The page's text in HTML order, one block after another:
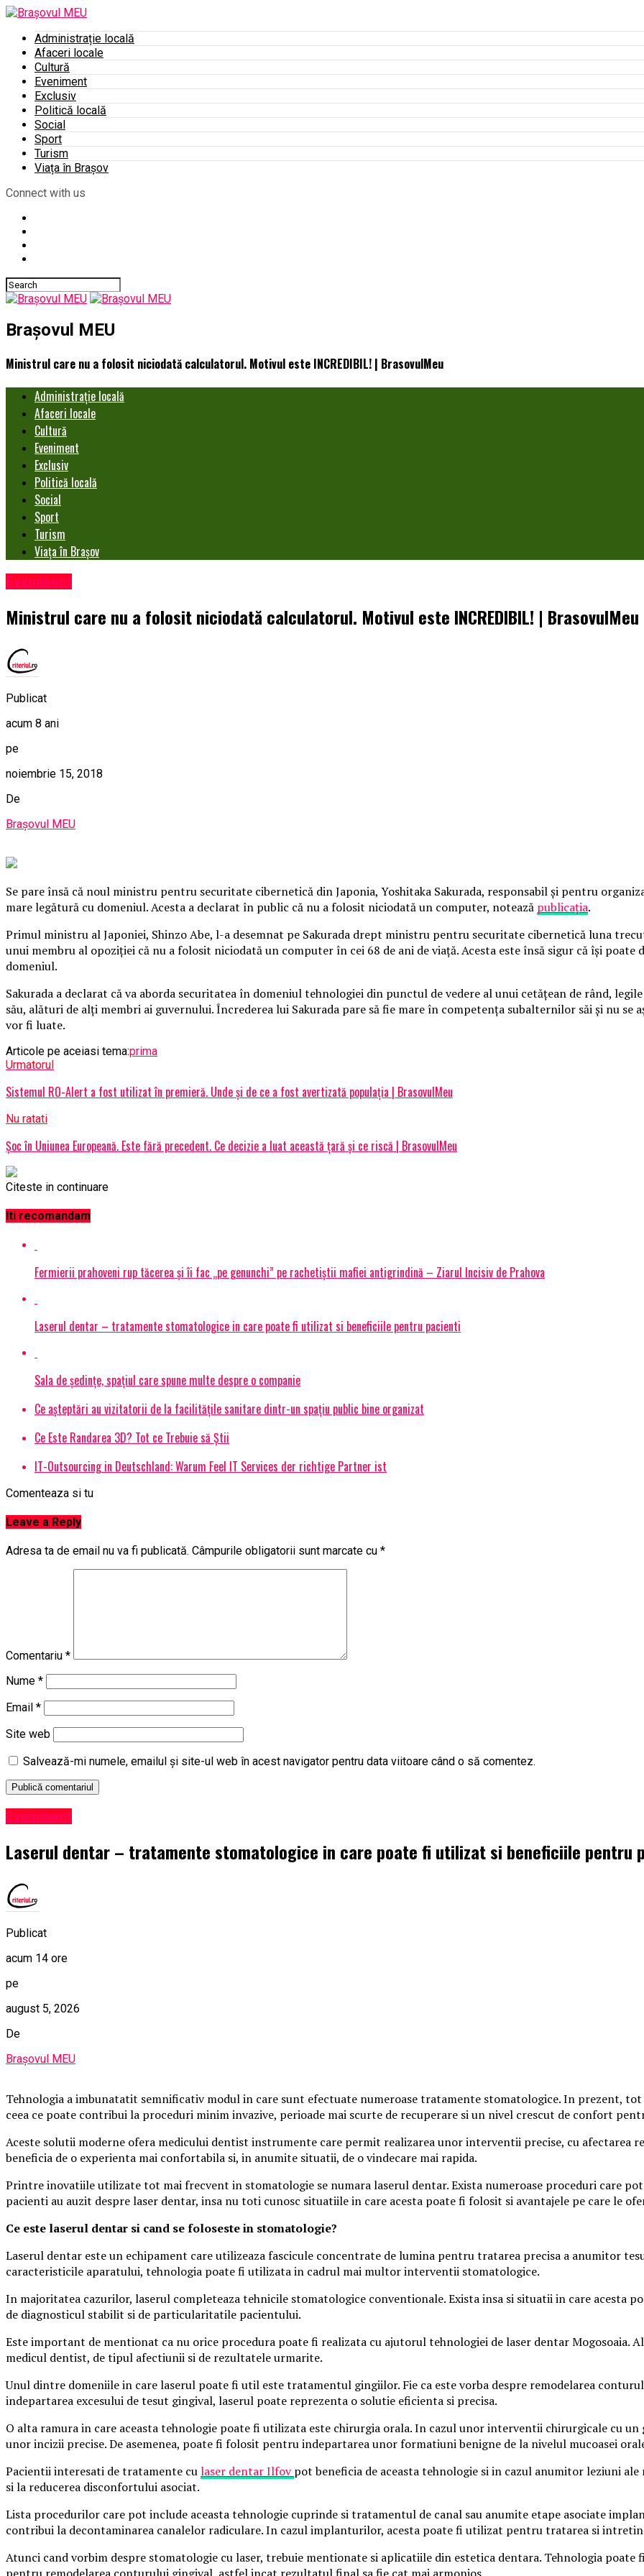
Administrație locală
Afaceri locale
Cultură
Eveniment
Exclusiv
Politică locală
Social
Sport
Turism
Viața în Brașov
Connect with us
Brașovul MEU
Ministrul care nu a folosit niciodată calculatorul. Motivul este INCREDIBIL! | BrasovulMeu
Administrație locală
Afaceri locale
Cultură
Eveniment
Exclusiv
Politică locală
Social
Sport
Turism
Viața în Brașov
Eveniment
Ministrul care nu a folosit niciodată calculatorul. Motivul este INCREDIBIL! | BrasovulMeu
Publicat
acum 8 ani
pe
noiembrie 15, 2018
De
Brașovul MEU
Se pare însă că noul ministru pentru securitate cibernetică din Japonia, Yoshitaka Sakurada, responsabil şi pentru
mare legătură cu domeniul. Acesta a declarat în public că nu a folosit niciodată un computer, notează publicaţia.
Primul ministru al Japoniei, Shinzo Abe, l-a desemnat pe Sakurada drept ministru pentru securitate cibernetică luna
unui membru al opoziţiei că nu a folosit niciodată un computer în cei 68 de ani de viaţă.Acesta este însă sigur că îşi poate
domeniul.
Sakurada a declarat că va aborda securitatea în domeniul tehnologiei din punctul de vedere al unui cetăţean de rând,
său, alături de alţi membri ai guvernului. Încrederea lui Sakurada pare să fie mare în competenţa subalternilor săi şi nu
vor fi luate.
Articole pe aceiasi tema:prima
Urmatorul
Sistemul RO-Alert a fost utilizat în premieră. Unde și de ce a fost avertizată populația | BrasovulMeu
Nu ratati
Șoc în Uniunea Europeană. Este fără precedent. Ce decizie a luat această țară și ce riscă | BrasovulMeu
Citeste in continuare
Iti recomandam
Fermierii prahoveni rup tăcerea și îi fac „pe genunchi” pe rachetiștii mafiei antigrindină – Ziarul Incisiv de Prahova
Laserul dentar – tratamente stomatologice in care poate fi utilizat si beneficiile pentru pacienti
Sala de ședințe, spațiul care spune multe despre o companie
Ce așteptări au vizitatorii de la facilitățile sanitare dintr-un spațiu public bine organizat
Ce Este Randarea 3D? Tot ce Trebuie să Știi
IT-Outsourcing in Deutschland: Warum Feel IT Services der richtige Partner ist
Comenteaza si tu
Leave a Reply
Adresa ta de email nu va fi publicată. Câmpurile obligatorii sunt marcate cu *
Comentariu *
Nume *
Email *
Site web
Salvează-mi numele, emailul și site-ul web în acest navigator pentru data viitoare când o să comentez.
Eveniment
Laserul dentar – tratamente stomatologice in care poate fi utilizat si beneficiile pentru
Publicat
acum 14 ore
pe
august 5, 2026
De
Brașovul MEU
Tehnologia a imbunatatit semnificativ modul in care sunt efectuate numeroase tratamente stomatologice. In prezent,
ceea ce poate contribui la proceduri minim invazive, perioade mai scurte de recuperare si un nivel crescut de confort
Aceste solutii moderne ofera medicului dentist instrumente care permit realizarea unor interventii precise, cu afectarea
beneficia de o experienta mai confortabila si, in anumite situatii, de o vindecare mai rapida.
Printre inovatiile utilizate tot mai frecvent in stomatologie se numara laserul dentar. Exista numeroase proceduri care
pacienti au auzit despre laser dentar, insa nu toti cunosc situatiile in care acesta poate fi folosit si avantajele pe care le
Ce este laserul dentar si cand se foloseste in stomatologie?
Laserul dentar este un echipament care utilizeaza fascicule concentrate de lumina pentru tratarea precisa a anumitor
caracteristicile aparatului, tehnologia poate fi utilizata in cadrul mai multor interventii stomatologice.
In majoritatea cazurilor, laserul completeaza tehnicile stomatologice conventionale. Exista insa si situatii in care acesta
de diagnosticul stabilit si de particularitatile pacientului.
Este important de mentionat ca nu orice procedura poate fi realizata cu ajutorul tehnologiei de laser dentar Mogosoaia.
medicul dentist, de tipul afectiunii si de rezultatele urmarite.
Unul dintre domeniile in care laserul poate fi util este tratamentul gingiilor. Fie ca este vorba despre remodelarea
indepartarea excesului de tesut gingival, laserul poate reprezenta o solutie eficienta si precisa.
O alta ramura in care aceasta tehnologie poate fi utilizata este chirurgia orala. In cazul unor interventii chirurgicale cu
unor incizii precise. De asemenea, poate fi folosit pentru indepartarea unor formatiuni benigne de la nivelul mucoasei
Pacientii interesati de tratamente culaser dentar Ilfovpot beneficia de aceasta tehnologie si in cazul anumitor leziuni
si la reducerea disconfortului asociat.
Lista procedurilor care pot include aceasta tehnologie cuprinde si tratamentul de canal sau anumite etape asociate
contribui la decontaminarea canalelor radiculare. In cazul implanturilor, acesta poate fi utilizat pentru tratarea si
Atunci cand vorbim despre stomatologie cu laser, trebuie mentionate si aplicatiile din estetica dentara. Tehnologia
pentru remodelarea conturului gingival, astfel incat rezultatul final sa fie cat mai armonios.